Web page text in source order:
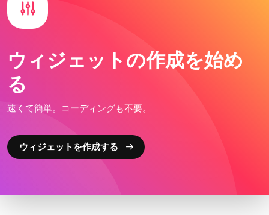
ウィジェットの作成を始め
る
速くて簡単。コーディングも不要。
ウィジェットを作成する